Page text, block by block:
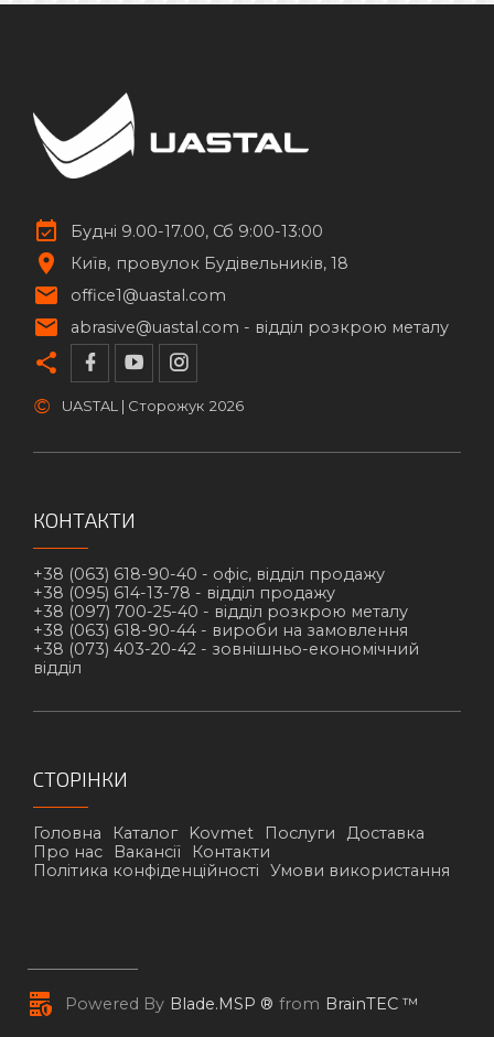
Будні 9.00-17.00, Сб 9:00-13:00
Київ
провулок Будівельників, 18
office1@uastal.com
abrasive@uastal.com - відділ розкрою металу
© UASTAL | Сторожук 2026
КОНТАКТИ
+38 (063) 618-90-40 - офіс, відділ продажу
+38 (095) 614-13-78 - відділ продажу
+38 (097) 700-25-40 - відділ розкрою металу
+38 (063) 618-90-44 - вироби на замовлення
+38 (073) 403-20-42 - зовнішньо-економічний
відділ
СТОРІНКИ
Головна Каталог Kovmet Послуги
Доставка
Про нас
Вакансії
Контакти
Політика конфіденційності
Умови використання
Powered By Blade.MSP ® from BrainTEC ™